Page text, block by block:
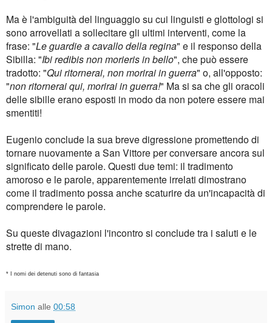
Ma è l'ambiguità del linguaggio su cui linguisti e glottologi si
sono arrovellati a sollecitare gli ultimi interventi, come la
frase: "Le guardie a cavallo della regina" e il responso della
Sibilla: "Ibi redibis non morieris in bello", che può essere
tradotto: "Qui ritornerai, non morirai in guerra" o, all'opposto:
"non ritornerai qui, morirai in guerra!" Ma si sa che gli oracoli
delle sibille erano esposti in modo da non potere essere mai
smentiti!
Eugenio conclude la sua breve digressione promettendo di
tornare nuovamente a San Vittore per conversare ancora sul
significato delle parole. Questi due temi: il tradimento
amoroso e le parole, apparentemente irrelati dimostrano
come il tradimento possa anche scaturire da un'incapacità di
comprendere le parole.
Su queste divagazioni l'incontro si conclude tra i saluti e le
strette di mano.
* I nomi dei detenuti sono di fantasia
Simon alle 00:58